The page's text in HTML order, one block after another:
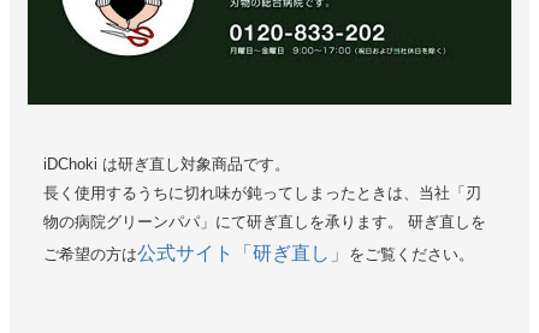
iDChoki は研ぎ直し対象商品です。
長く使用するうちに切れ味が鈍ってしまったときは、当社「刃
物の病院グリーンパパ」にて研ぎ直しを承ります。 研ぎ直しを
ご希望の方は公式サイト「研ぎ直し」 をご覧ください。